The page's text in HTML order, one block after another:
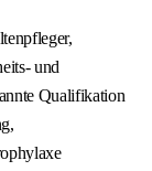
und
Qualifikation